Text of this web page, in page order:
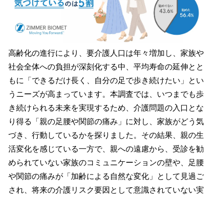
高齢化の進行により、要介護人口は年々増加し、家族や
社会全体への負担が深刻化する中、平均寿命の延伸とと
もに「できるだけ長く、自分の足で歩き続けたい」とい
うニーズが高まっています。本調査では、いつまでも歩
き続けられる未来を実現するため、介護問題の入口とな
り得る「親の足腰や関節の痛み」に対し、家族がどう気
づき、行動しているかを探りました。その結果、親の生
活変化を感じている一方で、親への遠慮から、受診を勧
められていない家族のコミュニケーションの壁や、足腰
や関節の痛みが「加齢による自然な変化」として見過ご
され、将来の介護リスク要因として意識されていない実